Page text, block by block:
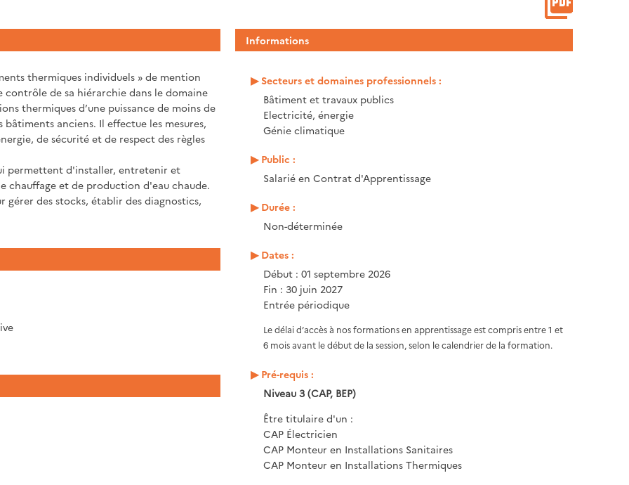
thermiques individuels » de mention
contrôle de sa hiérarchie dans le domaine
thermiques d’une puissance de moins de
anciens. Il effectue les mesures,
de sécurité et de respect des règles
permettent d'installer, entretenir et
chauffage et de production d'eau chaude.
gérer des stocks, établir des diagnostics,
Informations
Secteurs et domaines professionnels :
Bâtiment et travaux publics
Electricité, énergie
Génie climatique
Public :
Salarié en Contrat d'Apprentissage
Durée :
Non-déterminée
Dates :
Début : 01 septembre 2026
Fin : 30 juin 2027
Entrée périodique
Le délai d’accès à nos formations en apprentissage est compris entre 1 et
6 mois avant le début de la session, selon le calendrier de la formation.
Pré-requis :
Niveau 3 (CAP, BEP)
Être titulaire d'un :
CAP Électricien
CAP Monteur en Installations Sanitaires
CAP Monteur en Installations Thermiques